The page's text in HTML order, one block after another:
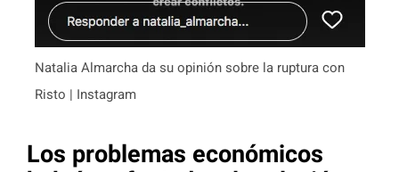
Natalia Almarcha da su opinión sobre la ruptura con
Risto | Instagram
Los problemas económicos